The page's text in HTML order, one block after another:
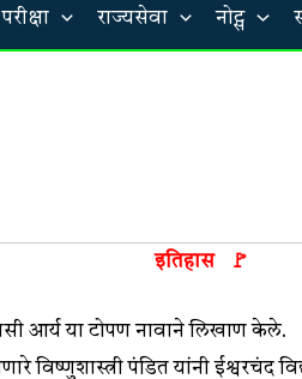
राज्यसेवा नोट्स
इतिहास 🚩
आर्य या टोपण नावाने लिखाण केले.
विष्णुशास्त्री पंडित यांनी ईश्वरचंद